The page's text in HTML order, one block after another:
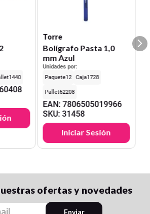
1440
Torre
Bolígrafo Pasta 1,0
mm Azul
Unidades por:
12
1728
62208
EAN:7806505019966
SKU:31458
Iniciar Sesión
ofertas y novedades
Enviar